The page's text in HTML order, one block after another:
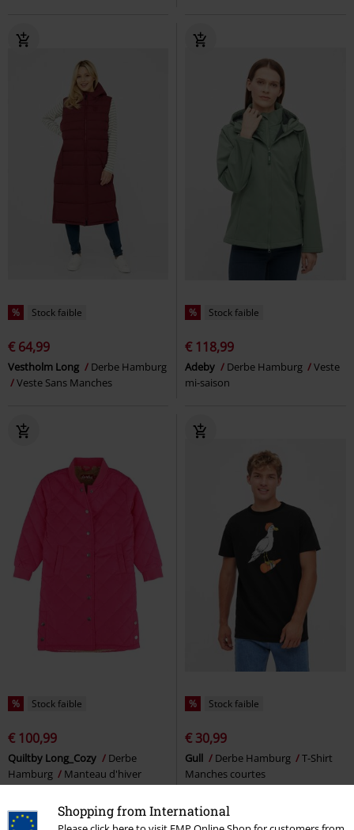
Shopping from International
% Stock faible
€ 64,99
Vestholm Long
Derbe Hamburg
Veste Sans Manches
% Stock faible
€ 118,99
Adeby Derbe Hamburg
Veste
mi-saison
% Stock faible
€ 100,99
Quiltby Long_Cozy
Derbe
Hamburg
Manteau d'hiver
% Stock faible
€ 30,99
Gull Derbe Hamburg
T-Shirt
Manches courtes